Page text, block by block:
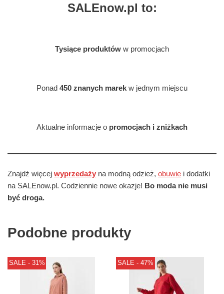
SALEnow.pl to:
Tysiące produktów w promocjach
Ponad 450 znanych marek w jednym miejscu
Aktualne informacje o promocjach i zniżkach
Znajdź więcej wyprzedaży na modną odzież, obuwie i dodatki
na SALEnow.pl. Codziennie nowe okazje! Bo moda nie musi
być droga.
Podobne produkty
SALE - 31% SALE - 47%